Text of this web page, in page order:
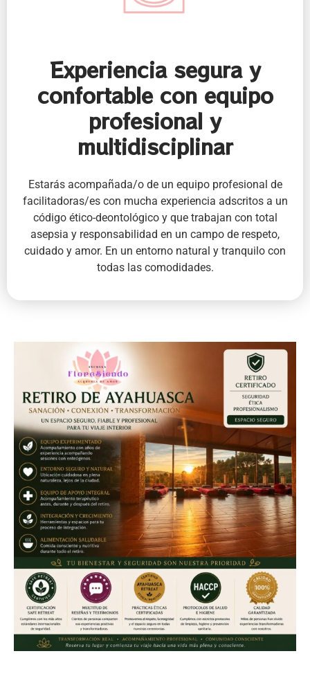
Experiencia segura y
confortable con equipo
profesional y
multidisciplinar
Estarás acompañada/o de un equipo profesional de
facilitadoras/es con mucha experiencia adscritos a un
código ético-deontológico y que trabajan con total
asepsia y responsabilidad en un campo de respeto,
cuidado y amor. En un entorno natural y tranquilo con
todas las comodidades.